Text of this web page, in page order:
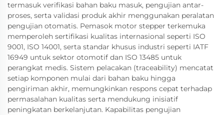
termasuk verifikasi bahan baku masuk, pengujian antar-
proses, serta validasi produk akhir menggunakan peralatan
pengujian otomatis. Pemasok motor stepper terkemuka
memperoleh sertifikasi kualitas internasional seperti ISO
9001, ISO 14001, serta standar khusus industri seperti IATF
16949 untuk sektor otomotif dan ISO 13485 untuk
perangkat medis. Sistem pelacakan (traceability) mencatat
setiap komponen mulai dari bahan baku hingga
pengiriman akhir, memungkinkan respons cepat terhadap
permasalahan kualitas serta mendukung inisiatif
peningkatan berkelanjutan. Kapabilitas pengujian